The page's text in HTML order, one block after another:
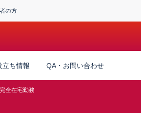
の方
立ち情報 QA・お問い合わせ
全在宅勤務